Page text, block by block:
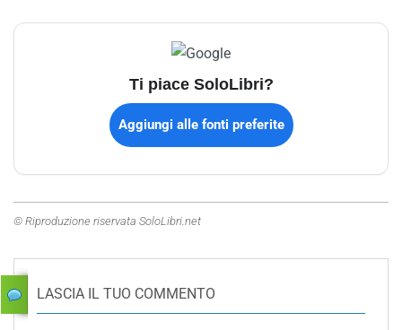
Ti piace SoloLibri?
Aggiungi alle fonti preferite
© Riproduzione riservata SoloLibri.net
LASCIA IL TUO COMMENTO